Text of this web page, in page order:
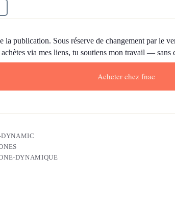
la publication. Sous réserve de changement par le
via mes liens, tu soutiens mon travail — sans
Acheter chez fnac
DYNAMIQUE